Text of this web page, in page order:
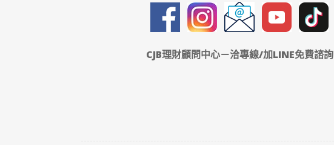
CJB理財顧問中心－洽專線/加LINE免費諮詢